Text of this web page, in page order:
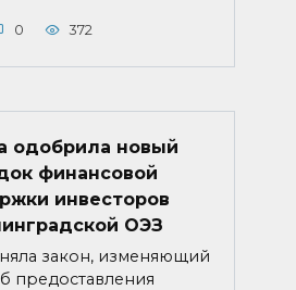
0 372
одобрила новый
финансовой
инвесторов
ОЭЗ
закон, изменяющий
предоставления